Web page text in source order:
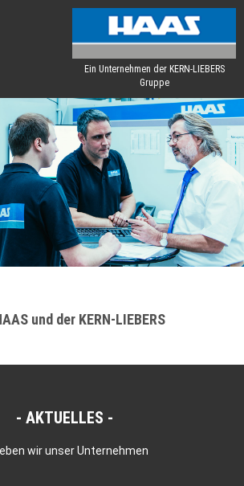
Ein Unternehmen der KERN-LIEBERS
Gruppe
und der KERN-LIEBERS
AKTUELLES
wir unser Unternehmen